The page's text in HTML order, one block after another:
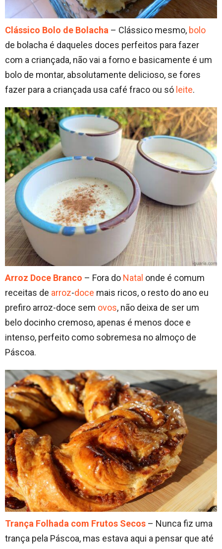
Clássico Bolo de Bolacha – Clássico mesmo, bolo
de bolacha é daqueles doces perfeitos para fazer
com a criançada, não vai a forno e basicamente é um
bolo de montar, absolutamente delicioso, se fores
fazer para a criançada usa café fraco ou só leite.
Arroz Doce Branco – Fora do Natal onde é comum
receitas de arroz-doce mais ricos, o resto do ano eu
prefiro arroz-doce sem ovos, não deixa de ser um
belo docinho cremoso, apenas é menos doce e
intenso, perfeito como sobremesa no almoço de
Páscoa.
Trança Folhada com Frutos Secos – Nunca fiz uma
trança pela Páscoa, mas estava aqui a pensar que até